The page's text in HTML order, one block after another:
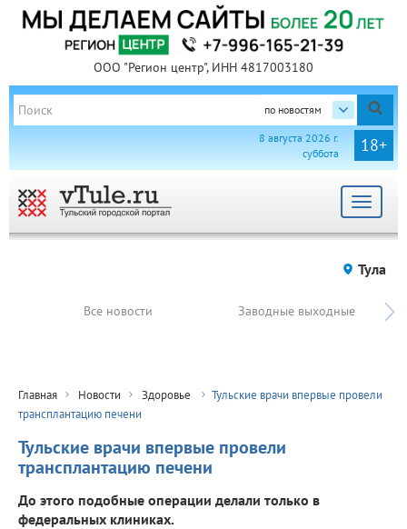
ООО "Регион центр", ИНН 4817003180
по новостям
18+
8 августа 2026 г.
суббота
Toggle
Тула
Все новости Заводные выходные
Главная Новости Здоровье
Тульские врачи впервые провели
трансплантацию печени
Тульские врачи впервые провели
трансплантацию печени
До этого подобные операции делали только в
федеральных клиниках.